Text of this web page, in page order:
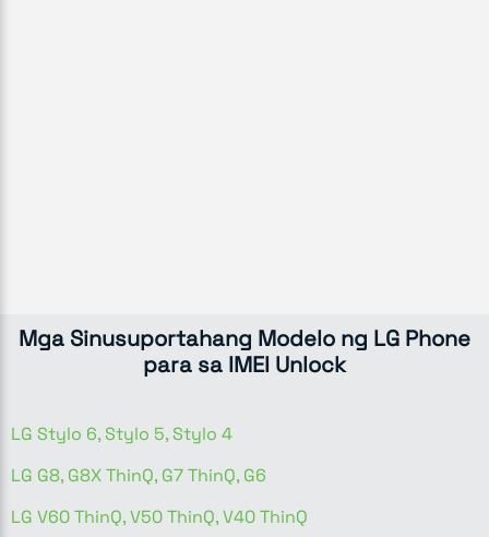
Mga Sinusuportahang Modelo ng LG Phone
para sa IMEI Unlock
LG Stylo 6, Stylo 5, Stylo 4
LG G8, G8X ThinQ, G7 ThinQ, G6
LG V60 ThinQ, V50 ThinQ, V40 ThinQ